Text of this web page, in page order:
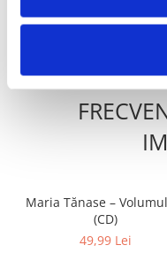
ADAUGA IN COS
Maria Tănase –
(CD)
49,99 Lei